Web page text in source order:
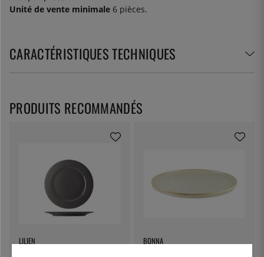
Unité de vente minimale 6 pièces.
CARACTÉRISTIQUES TECHNIQUES
LILIEN BONNA
PRODUITS RECOMMANDÉS